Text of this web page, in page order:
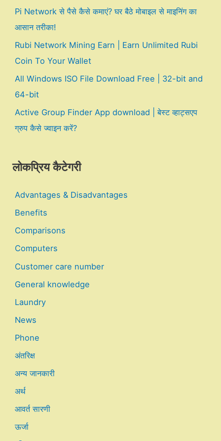
Pi Network से पैसे कैसे कमाएं? घर बैठे मोबाइल से माइनिंग का
आसान तरीका!
Rubi Network Mining Earn | Earn Unlimited Rubi
Coin To Your Wallet
All Windows ISO File Download Free | 32-bit and
64-bit
Active Group Finder App download | बेस्ट व्हाट्सएप
ग्रुप कैसे ज्वाइन करें?
लोकप्रिय कैटेगरी
Advantages & Disadvantages
Benefits
Comparisons
Computers
Customer care number
General knowledge
Laundry
News
Phone
अंतरिक्ष
अन्य जानकारी
अर्थ
आवर्त सारणी
ऊर्जा